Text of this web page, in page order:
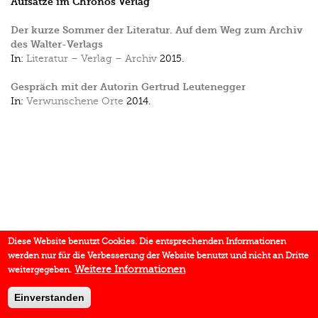
Der kurze Sommer der Literatur. Auf dem Weg zum Archiv
des Walter-Verlags
In: Literatur – Verlag – Archiv 2015.
Gespräch mit der Autorin Gertrud Leutenegger
In: Verwunschene Orte 2014.
Diese Website benutzt Cookies. Die entsprechenden Informationen
werden nur für die Verbesserung der Website benutzt und nicht an Dritte
weitergegeben. Weitere Informationen
Einverstanden